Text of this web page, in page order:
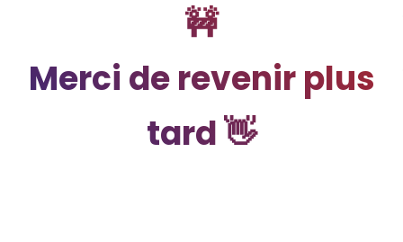
🚧
Merci de revenir plus
tard 👋